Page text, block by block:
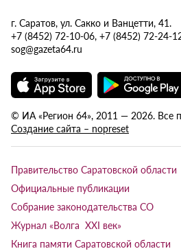
г. Саратов, ул. Сакко и Ванцетти, 41.
+7 (8452) 72-10-06, +7 (8452) 72-24-
sog@gazeta64.ru
© ИА «Регион 64», 2011 — 2026. Все
Создание сайта – nopreset
Правительство Саратовской области
Официальные публикации
Собрание законодательства СО
Журнал «Волга XXI век»
Книга памяти Саратовской области